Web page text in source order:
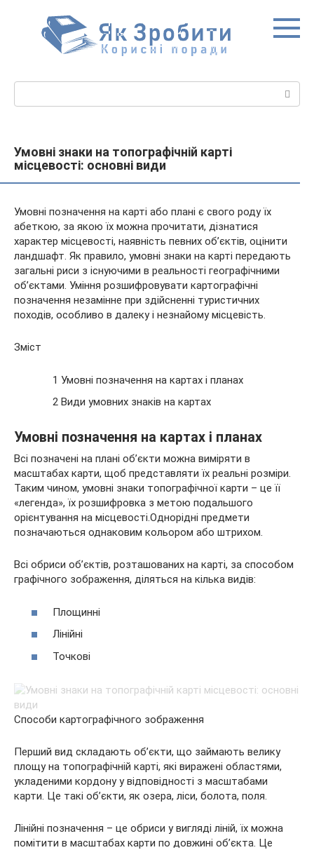
Умовні знаки на топографічній карті
місцевості: основні види
Умовні позначення на карті або плані є свого роду їх
абеткою, за якою їх можна прочитати, дізнатися
характер місцевості, наявність певних об’єктів, оцінити
ландшафт. Як правило, умовні знаки на карті передають
загальні риси з існуючими в реальності географічними
об’єктами. Уміння розшифровувати картографічні
позначення незамінне при здійсненні туристичних
походів, особливо в далеку і незнайому місцевість.
Зміст
1 Умовні позначення на картах і планах
2 Види умовних знаків на картах
Умовні позначення на картах і планах
Всі позначені на плані об’єкти можна виміряти в
масштабах карти, щоб представляти їх реальні розміри.
Таким чином, умовні знаки топографічної карти – це її
«легенда», їх розшифровка з метою подальшого
орієнтування на місцевості.Однорідні предмети
позначаються однаковим кольором або штрихом.
Всі обриси об’єктів, розташованих на карті, за способом
графічного зображення, діляться на кілька видів:
Площинні
Лінійні
Точкові
Способи картографічного зображення
Перший вид складають об’єкти, що займають велику
площу на топографічній карті, які виражені областями,
укладеними кордону у відповідності з масштабами
карти. Це такі об’єкти, як озера, ліси, болота, поля.
Лінійні позначення – це обриси у вигляді ліній, їх можна
помітити в масштабах карти по довжині об’єкта. Це